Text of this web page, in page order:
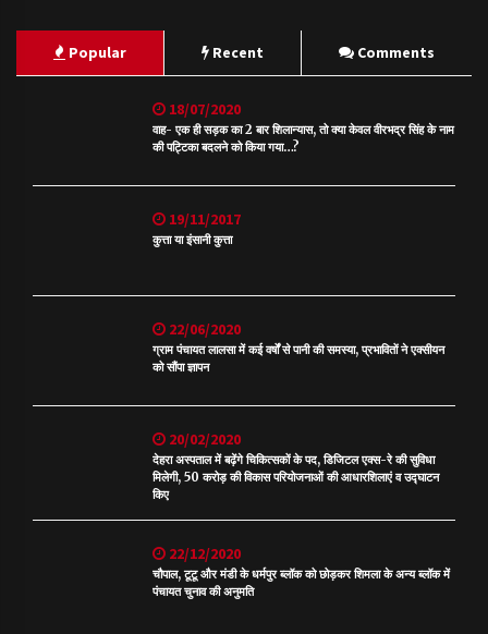
Popular Recent Comments
18/07/2020
वाह- एक ही सड़क का 2 बार शिलान्यास, तो क्या केवल वीरभद्र सिंह के नाम
की पट्टिका बदलने को किया गया…?
19/11/2017
कुत्ता या इंसानी कुत्ता
22/06/2020
ग्राम पंचायत लालसा में कई वर्षों से पानी की समस्या, प्रभावितों ने एक्सीयन
को सौंपा ज्ञापन
20/02/2020
देहरा अस्पताल में बढ़ेंगे चिकित्सकों के पद, डिजिटल एक्स-रे की सुविधा
मिलेगी, 50 करोड़ की विकास परियोजनाओं की आधारशिलाएं व उद्घाटन
किए
22/12/2020
चौपाल, टूटू और मंडी के धर्मपुर ब्लॉक को छोड़कर शिमला के अन्य ब्लॉक में
पंचायत चुनाव की अनुमति